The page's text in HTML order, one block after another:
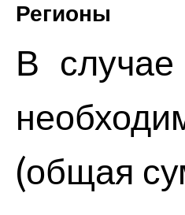
Регионы
В случае
(общая